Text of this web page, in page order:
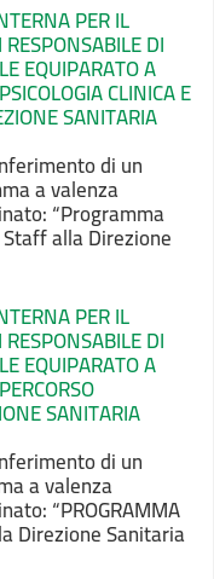
PER IL
DI
EQUIPARATO A
CLINICA E
SANITARIA
di un
a valenza
“Programma
Staffalla Direzione
PER IL
DI
EQUIPARATO A
SANITARIA
di un
a valenza
“PROGRAMMA
Direzione Sanitaria